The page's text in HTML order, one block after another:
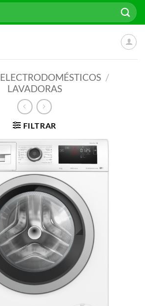
ELECTRODOMÉSTICOS /
LAVADORAS
FILTRAR